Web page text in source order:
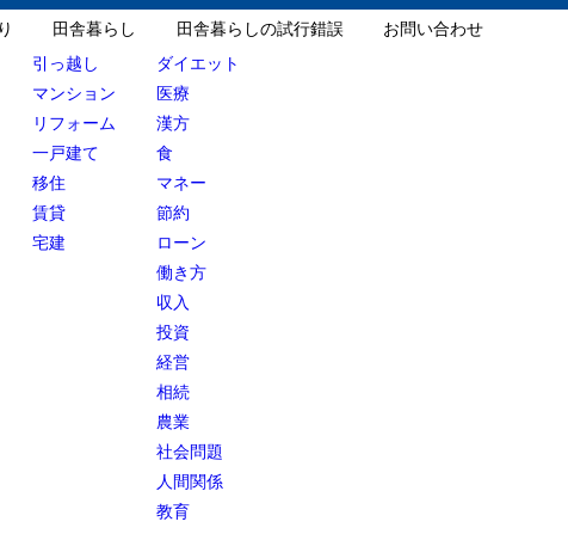
田舎暮らし
引っ越し
マンション
リフォーム
一戸建て
移住
賃貸
宅建
田舎暮らしの試行錯誤
ダイエット
医療
漢方
食
マネー
節約
ローン
働き方
収入
投資
経営
相続
農業
社会問題
人間関係
教育
お問い合わせ